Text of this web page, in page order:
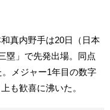
真内野手は20日（日本
塁」で先発出場。同点
メジャー1年目の数字
も歓喜に沸いた。